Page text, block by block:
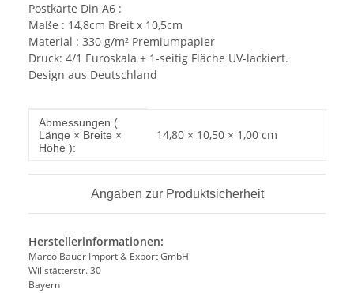
Postkarte Din A6 :
Maße : 14,8cm Breit x 10,5cm
Material : 330 g/m² Premiumpapier
Druck: 4/1 Euroskala + 1-seitig Fläche UV-lackiert.
Design aus Deutschland
Produkteigenschaft
Wert
Abmessungen (
Länge × Breite ×
Höhe ):
14,80 × 10,50 × 1,00 cm
Angaben zur Produktsicherheit
Herstellerinformationen:
Marco Bauer Import & Export GmbH
Willstätterstr. 30
Bayern